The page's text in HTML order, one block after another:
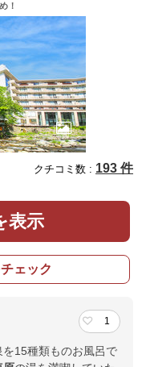
！
クチコミ数 : 193 件
表示
ェック
1
15種類ものお風呂で